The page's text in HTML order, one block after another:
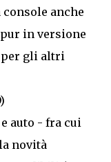
anche
in versione
per gli altri
auto - fra cui
novità